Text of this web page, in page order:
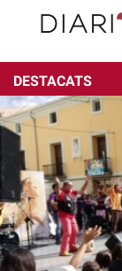
DESTACATS